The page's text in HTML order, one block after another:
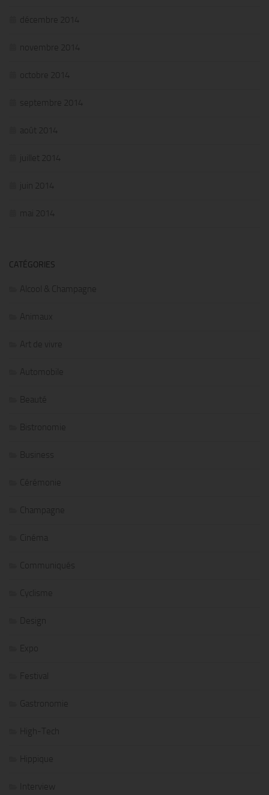
décembre 2014
novembre 2014
octobre 2014
septembre 2014
août 2014
juillet 2014
juin 2014
mai 2014
CATÉGORIES
Alcool & Champagne
Animaux
Art de vivre
Automobile
Beauté
Bistronomie
Business
Cérémonie
Champagne
Cinéma
Communiqués
Cyclisme
Design
Expo
Festival
Gastronomie
High-Tech
Hippique
Interview